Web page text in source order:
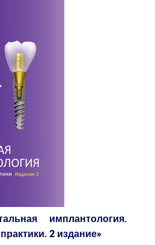
имплантология.
2 издание»